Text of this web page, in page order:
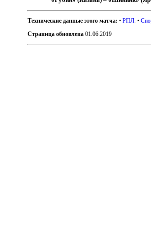
Технические данные этого матча: •РПЛ . •
Страница обновлена 01.06.2019